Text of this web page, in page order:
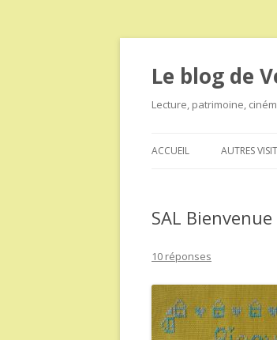
Le blog de
Lecture, patrimoine,
ACCUEIL AUTRES
SAL
10 réponses